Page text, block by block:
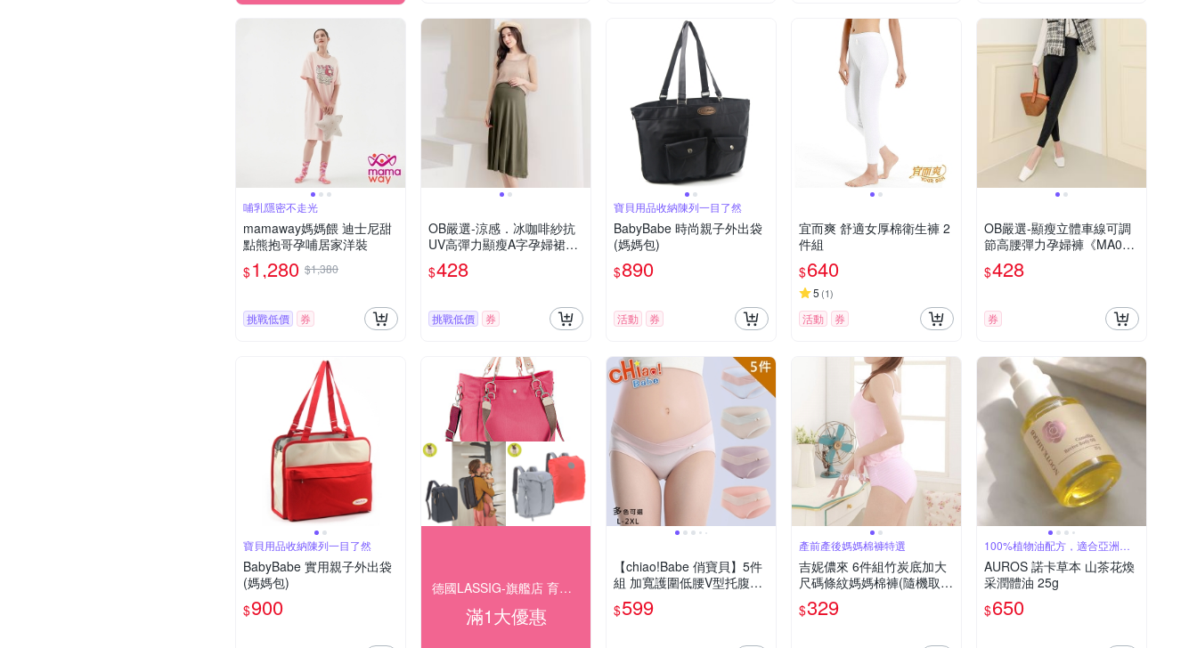
哺乳隱密不走光
mamaway媽媽餵 迪士尼甜
點熊抱哥孕哺居家洋裝
$1,280 $1,380
挑戰低價 券
OB嚴選-涼感．冰咖啡紗抗
UV高彈力顯瘦A字孕婦裙
《MA0497-》
$428
挑戰低價 券
寶貝用品收納陳列一目了然
BabyBabe 時尚親子外出袋
(媽媽包)
$890
活動 券
宜而爽 舒適女厚棉衛生褲 2
件組
$640
5 (1)
活動 券
OB嚴選-顯瘦立體車線可調
節高腰彈力孕婦褲《MA056
7-》
$428
券
寶貝用品收納陳列一目了然
BabyBabe 實用親子外出袋
(媽媽包)
$900
德國LASSIG-旗艦店 育兒生活新美學
滿1大優惠
【chiao!Babe 俏寶貝】5件
組 加寬護圍低腰V型托腹孕
婦內褲(L-2XL/五色可選)
$599
產前產後媽媽棉褲特選
吉妮儂來 6件組竹炭底加大
尺碼條紋媽媽棉褲(隨機取
色)
$329
100%植物油配方，適合亞洲氣
AUROS 諾卡草本 山茶花煥
采潤體油 25g
$650